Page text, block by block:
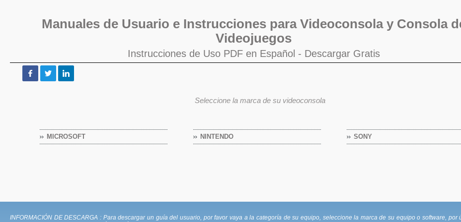
Manuales de Usuario e Instrucciones para Videoconsola y Consola
Videojuegos
Instrucciones de Uso PDF en Español - Descargar Gratis
Seleccione la marca de su videoconsola
MICROSOFT NINTENDO SONY
INFORMACIÓN DE DESCARGA : Para descargar un guía del usuario, por favor vaya a la categoría de su equipo, seleccione la marca de su equipo o software,